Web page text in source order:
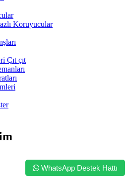
Koruyucular
Çıt çıt
WhatsApp Destek Hattı